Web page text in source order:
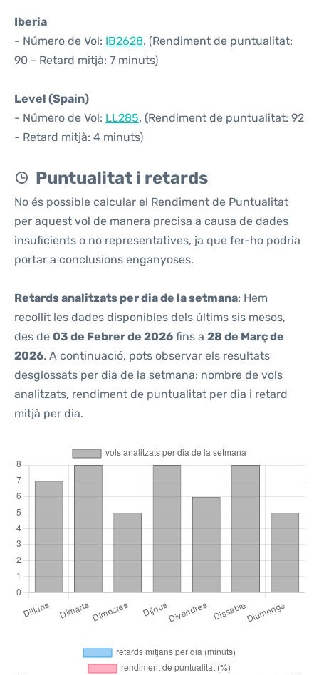
Iberia
- Número de Vol: IB2628. (Rendiment de puntualitat:
90 - Retard mitjà: 7 minuts)
Level (Spain)
- Número de Vol: LL285. (Rendiment de puntualitat: 92
- Retard mitjà: 4 minuts)
Puntualitat i retards
No és possible calcular el Rendiment de Puntualitat
per aquest vol de manera precisa a causa de dades
insuficients o no representatives, ja que fer-ho podria
portar a conclusions enganyoses.
Retards analitzats per dia de la setmana: Hem
recollit les dades disponibles dels últims sis mesos,
des de 03 de Febrer de 2026 fins a 28 de Març de
2026. A continuació, pots observar els resultats
desglossats per dia de la setmana: nombre de vols
analitzats, rendiment de puntualitat per dia i retard
mitjà per dia.